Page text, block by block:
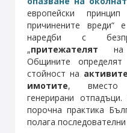
европейски
причинените вреди“
наредби с
„притежателят на
Общините
стойност на активите
имотите,
генерирани
порочна практика
полага последователни